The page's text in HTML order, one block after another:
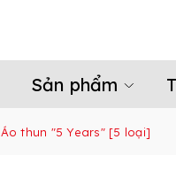
Sản phẩm
Áo thun "5 Years" [5 loại]